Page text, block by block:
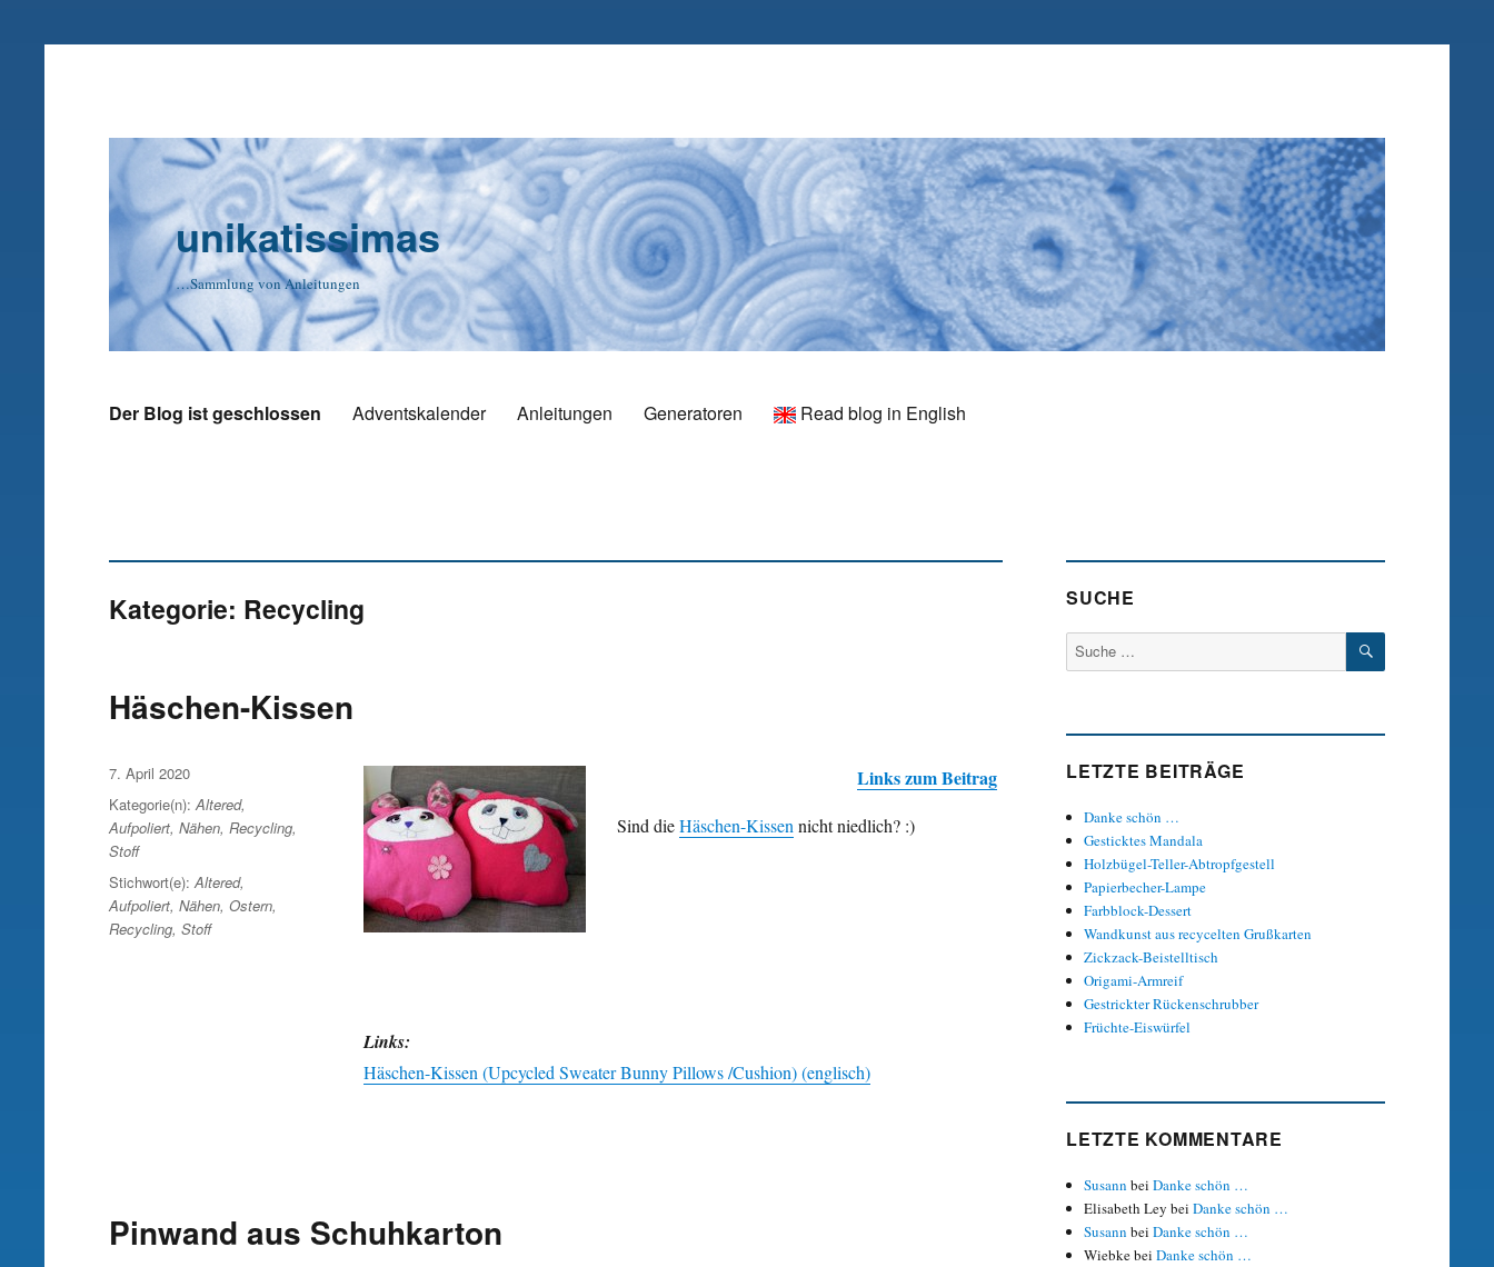
unikatissimas
…Sammlung von Anleitungen
Der Blog ist geschlossen Adventskalender Anleitungen Generatoren Read blog in English
Kategorie: Recycling
Häschen-Kissen
Links zum Beitrag
Sind dieHäschen-Kissen nicht niedlich? :)
Links:
Häschen-Kissen (Upcycled Sweater Bunny Pillows /Cushion) (englisch)
Veröffentlicht
am
7. April 2020
Kategorie(n): Altered,
Aufpoliert, Nähen, Recycling,
Stoff
Stichwort(e): Altered,
Aufpoliert, Nähen, Ostern,
Recycling, Stoff
Pinwand aus Schuhkarton
SUCHE
Suche
nach:
SUCHEN
LETZTE BEITRÄGE
Danke schön …
Gesticktes Mandala
Holzbügel-Teller-Abtropfgestell
Papierbecher-Lampe
Farbblock-Dessert
Wandkunst aus recycelten Grußkarten
Zickzack-Beistelltisch
Origami-Armreif
Gestrickter Rückenschrubber
Früchte-Eiswürfel
LETZTE KOMMENTARE
Susann beiDanke schön …
Elisabeth Ley beiDanke schön …
Susann beiDanke schön …
WiebkebeiDanke schön …